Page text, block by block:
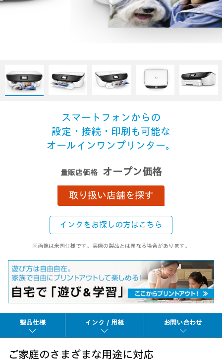
スマートフォンからの
設定・接続・印刷も可能な
オールインワンプリンター。
量販店価格 オープン価格
取り扱い店舗を探す
インクをお探しの方はこちら
※画像は米国仕様です。実際の製品とは異なる場合があります。
製品仕様 インク／用紙 お問い合わせ
ご家庭のさまざまな用途に対応